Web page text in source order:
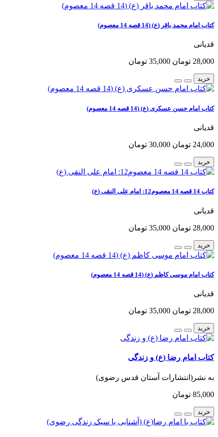
کتاب امام محمد باقر (ع) (14 قصه 14 معصوم)
قدیانی
28,000 تومان 35,000 تومان
خرید
کتاب امام حسن عسکری (ع) (14 قصه 14 معصوم)
قدیانی
24,000 تومان 30,000 تومان
خرید
کتاب 14 قصه 14 معصوم12: امام علی النقی (ع)
قدیانی
28,000 تومان 35,000 تومان
خرید
کتاب امام موسی کاظم (ع) (14 قصه 14 معصوم)
قدیانی
28,000 تومان 35,000 تومان
خرید
کتاب امام رضا (ع) و زندگی
به نشر(انتشارات آستان قدس رضوی)
85,000 تومان
خرید